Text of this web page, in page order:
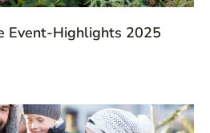
Event-Highlights 2025